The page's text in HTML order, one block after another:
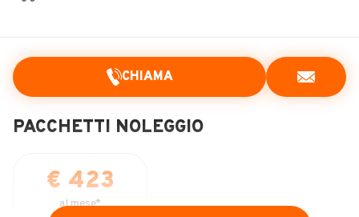
CHIAMA
PACCHETTI NOLEGGIO
€ 423
al mese*